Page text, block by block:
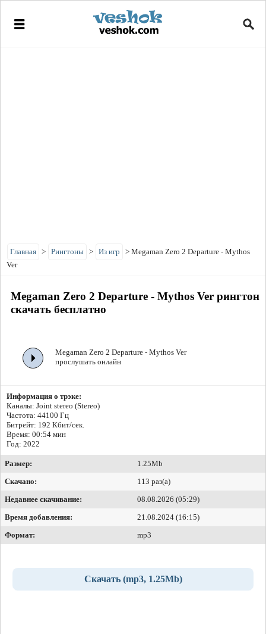
Главная > Рингтоны > Из игр > Megaman Zero 2 Departure - Mythos
Ver
Megaman Zero 2 Departure - Mythos Ver рингтон
скачать бесплатно
Megaman Zero 2 Departure - Mythos Ver
прослушать онлайн
Информация о трэке:
Каналы: Joint stereo (Stereo)
Частота: 44100 Гц
Битрейт: 192 Кбит/сек.
Время: 00:54 мин
Год: 2022
Размер:
1.25Mb
Скачано:
113 раз(а)
Недавнее скачивание:
08.08.2026 (05:29)
Время добавления:
21.08.2024 (16:15)
Формат:
mp3
Скачать (mp3, 1.25Mb)